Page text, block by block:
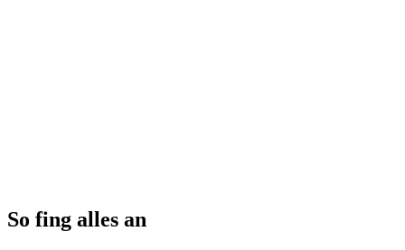
So fing alles an